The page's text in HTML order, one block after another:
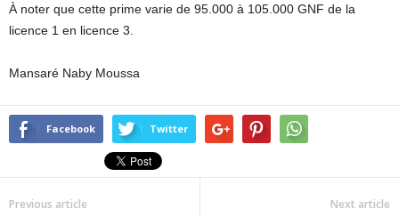
À noter que cette prime varie de 95.000 à 105.000 GNF de la
licence 1 en licence 3.
Mansaré Naby Moussa
Facebook Twitter
Previous article Next article